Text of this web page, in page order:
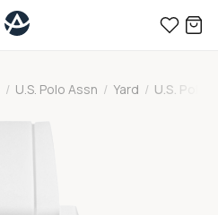
/ U.S. Polo Assn / Yard / U.S. Polo